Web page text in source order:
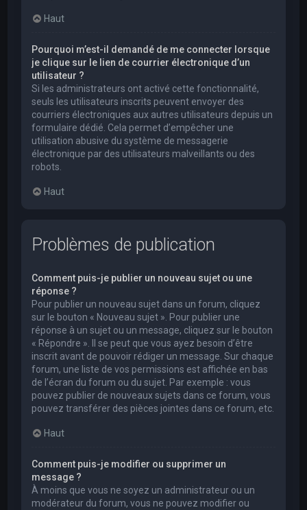
Haut
Pourquoi m’est-il demandé de me connecter lorsque
je clique sur le lien de courrier électronique d’un
utilisateur ?
Si les administrateurs ont activé cette fonctionnalité,
seuls les utilisateurs inscrits peuvent envoyer des
courriers électroniques aux autres utilisateurs depuis un
formulaire dédié. Cela permet d’empêcher une
utilisation abusive du système de messagerie
électronique par des utilisateurs malveillants ou des
robots.
Haut
Problèmes de publication
Comment puis-je publier un nouveau sujet ou une
réponse ?
Pour publier un nouveau sujet dans un forum, cliquez
sur le bouton « Nouveau sujet ». Pour publier une
réponse à un sujet ou un message, cliquez sur le bouton
« Répondre ». Il se peut que vous ayez besoin d’être
inscrit avant de pouvoir rédiger un message. Sur chaque
forum, une liste de vos permissions est affichée en bas
de l’écran du forum ou du sujet. Par exemple : vous
pouvez publier de nouveaux sujets dans ce forum, vous
pouvez transférer des pièces jointes dans ce forum, etc.
Haut
Comment puis-je modifier ou supprimer un
message ?
À moins que vous ne soyez un administrateur ou un
modérateur du forum, vous ne pouvez modifier ou